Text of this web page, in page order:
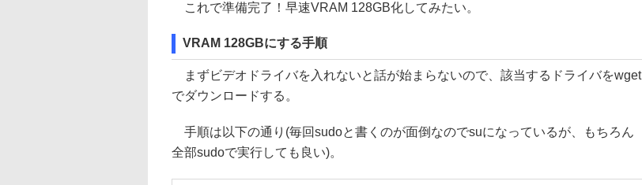
これで準備完了！早速VRAM 128GB化してみたい。
VRAM 128GBにする手順
まずビデオドライバを入れないと話が始まらないので、該当するドライバをwget
でダウンロードする。
手順は以下の通り(毎回sudoと書くのが面倒なのでsuになっているが、もちろん
全部sudoで実行しても良い)。